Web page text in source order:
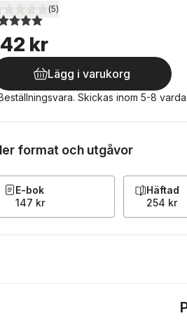
utav 5 stjärnor. Totalt antal röster:
(5)
kr
Lägg i varukorg
Skickas inom 5-8
format och utgåvor
E-bok
147 kr
Häftad
254 kr